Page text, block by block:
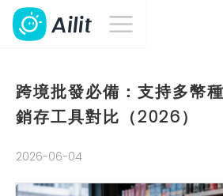
跨境批發必備：支持多幣
銷存工具對比（2026）
2026-06-04